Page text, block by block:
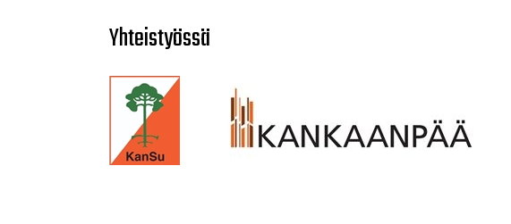
Yhteistyössä